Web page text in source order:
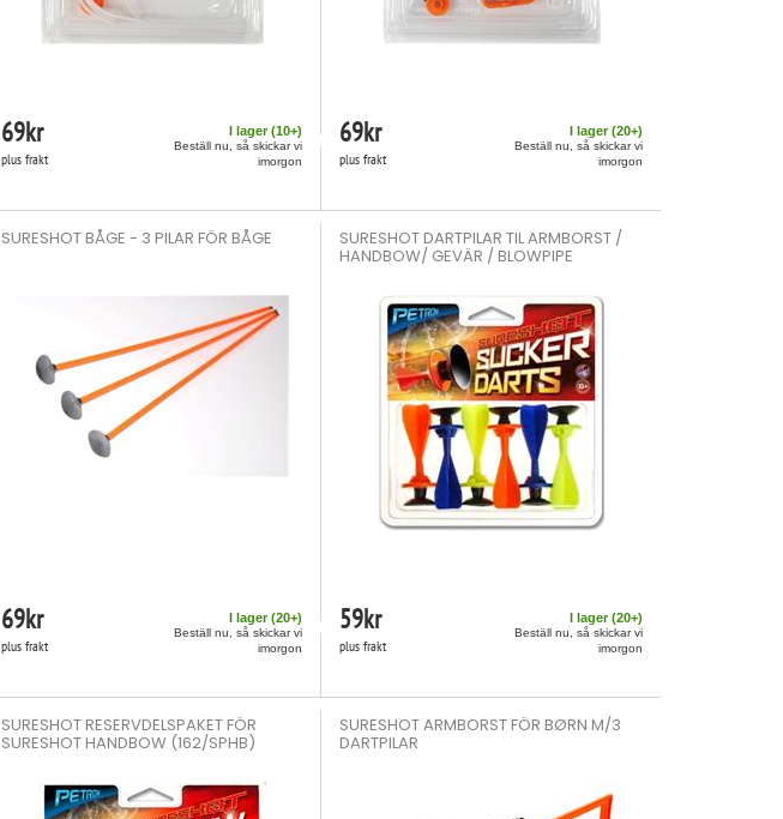
69kr
plus frakt
I lager (10+)
Beställ nu, så skickar vi
imorgon
69kr
plus frakt
I lager (20+)
Beställ nu, så skickar vi
imorgon
SURESHOT BÅGE - 3 PILAR FÖR BÅGE
69kr
plus frakt
I lager (20+)
Beställ nu, så skickar vi
imorgon
SURESHOT DARTPILAR TIL ARMBORST /
HANDBOW/ GEVÄR / BLOWPIPE
59kr
plus frakt
I lager (20+)
Beställ nu, så skickar vi
imorgon
SURESHOT RESERVDELSPAKET FÖR
SURESHOT HANDBOW (162/SPHB)
SURESHOT ARMBORST FÖR BØRN M/3
DARTPILAR